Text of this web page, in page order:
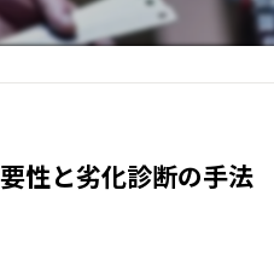
性と劣化診断の手法